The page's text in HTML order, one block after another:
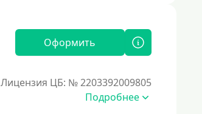
Оформить
Лицензия ЦБ: № 2203392009805
Подробнее